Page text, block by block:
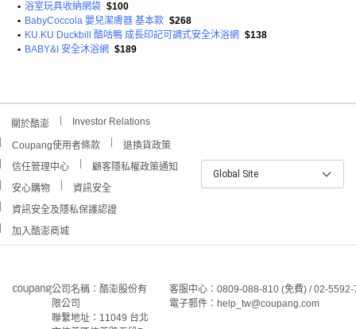
• 浴室玩具收納網袋 $100
• BabyCoccola 嬰兒潔膚器 基本款 $268
• KU.KU Duckbill 酷咕鴨 成長印記可調式安全沐浴網
$138
• BABY&I 安全沐浴網 $189
關於酷澎 Investor Relations
Coupang使用者條款
退換貨政策
信任管理中心
顧客隱私權政策通知
安心購物
資訊安全
資訊安全及隱私保護認證
加入酷澎商城
Global Site
公司名稱：酷澎股份有
限公司
聯繫地址：11049 台北
客服中心：0809-088-810 (免費) / 02-
電子郵件：help_tw@coupang.com